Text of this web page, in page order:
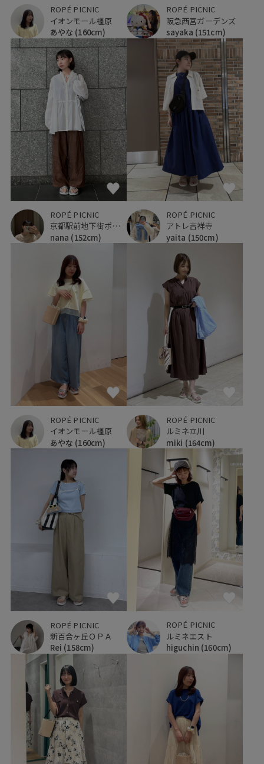
ROPÉ PICNIC
イオンモール橿原
あやな (160cm)
ROPÉ PICNIC
阪急西宮ガーデンズ
sayaka (151cm)
ROPÉ PICNIC
京都駅前地下街ポルタ
nana (152cm)
ROPÉ PICNIC
アトレ吉祥寺
yaita (150cm)
ROPÉ PICNIC
イオンモール橿原
あやな (160cm)
ROPÉ PICNIC
ルミネ立川
miki (164cm)
ROPÉ PICNIC
新百合ヶ丘ＯＰＡ
Rei (158cm)
ROPÉ PICNIC
ルミネエスト
higuchin (160cm)